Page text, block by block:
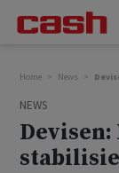
Home News
NEWS